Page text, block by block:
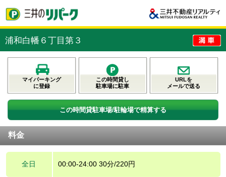
浦和白幡６丁目第３
マイパーキング
に登録
この時間貸し
駐車場に駐車
URLを
メールで送る
この時間貸駐車場/駐輪場で精算する
料金
全日 00:00-24:00 30分/220円